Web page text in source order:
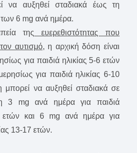
να αυξηθεί σταδιακά έως τη
6 mg ανά ημέρα.
της ευερεθιστότητας που
αυτισμό, η αρχική δόση είναι
για παιδιά ηλικίας 5-6 ετών
για παιδιά ηλικίας 6-10
να αυξηθεί σταδιακά σε
3 mg ανά ημέρα για παιδιά
ετών και 6 mg ανά ημέρα για
13-17 ετών.